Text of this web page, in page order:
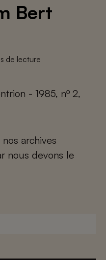
Bert
de lecture
- 1985, nº 2,
archives
nous devons le